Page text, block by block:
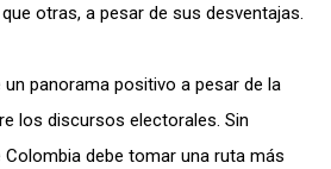
otras, a pesar de sus desventajas.
un panorama positivo a pesar de la
los discursos electorales. Sin
debe tomar una ruta más